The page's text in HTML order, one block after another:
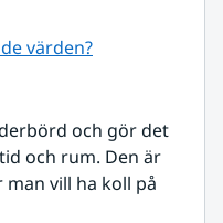
värden?
och gör det
och rum. Den är
vill ha koll på